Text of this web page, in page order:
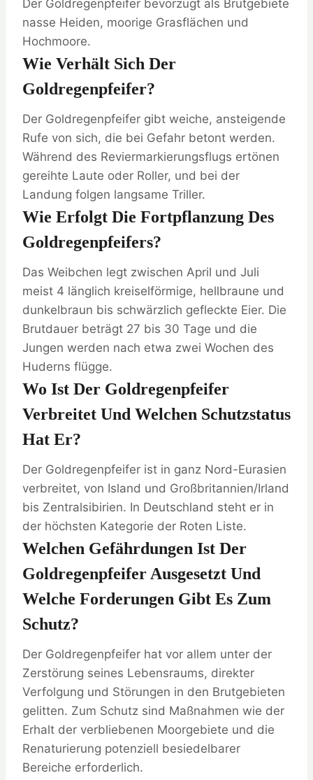
Der Goldregenpfeifer bevorzugt als Brutgebiete
nasse Heiden, moorige Grasflächen und
Hochmoore.
Wie Verhält Sich Der
Goldregenpfeifer?
Der Goldregenpfeifer gibt weiche, ansteigende
Rufe von sich, die bei Gefahr betont werden.
Während des Reviermarkierungsflugs ertönen
gereihte Laute oder Roller, und bei der
Landung folgen langsame Triller.
Wie Erfolgt Die Fortpflanzung Des
Goldregenpfeifers?
Das Weibchen legt zwischen April und Juli
meist 4 länglich kreiselförmige, hellbraune und
dunkelbraun bis schwärzlich gefleckte Eier. Die
Brutdauer beträgt 27 bis 30 Tage und die
Jungen werden nach etwa zwei Wochen des
Huderns flügge.
Wo Ist Der Goldregenpfeifer
Verbreitet Und Welchen Schutzstatus
Hat Er?
Der Goldregenpfeifer ist in ganz Nord-Eurasien
verbreitet, von Island und Großbritannien/Irland
bis Zentralsibirien. In Deutschland steht er in
der höchsten Kategorie der Roten Liste.
Welchen Gefährdungen Ist Der
Goldregenpfeifer Ausgesetzt Und
Welche Forderungen Gibt Es Zum
Schutz?
Der Goldregenpfeifer hat vor allem unter der
Zerstörung seines Lebensraums, direkter
Verfolgung und Störungen in den Brutgebieten
gelitten. Zum Schutz sind Maßnahmen wie der
Erhalt der verbliebenen Moorgebiete und die
Renaturierung potenziell besiedelbarer
Bereiche erforderlich.